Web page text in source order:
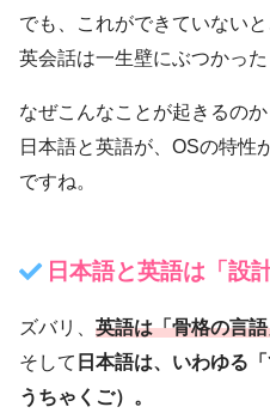
でも、これができていない
英会話は一生壁にぶつかった
なぜこんなことが起きるのか
日本語と英語が、OSの特性
ですね。
日本語と英語は「設
ズバリ、 英語は「骨格の言
そして 日本語は、いわゆる
うちゃくご）。